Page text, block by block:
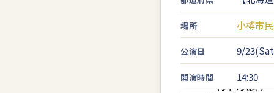
場所 小樽市
公演日 9/
開演時間 14:30